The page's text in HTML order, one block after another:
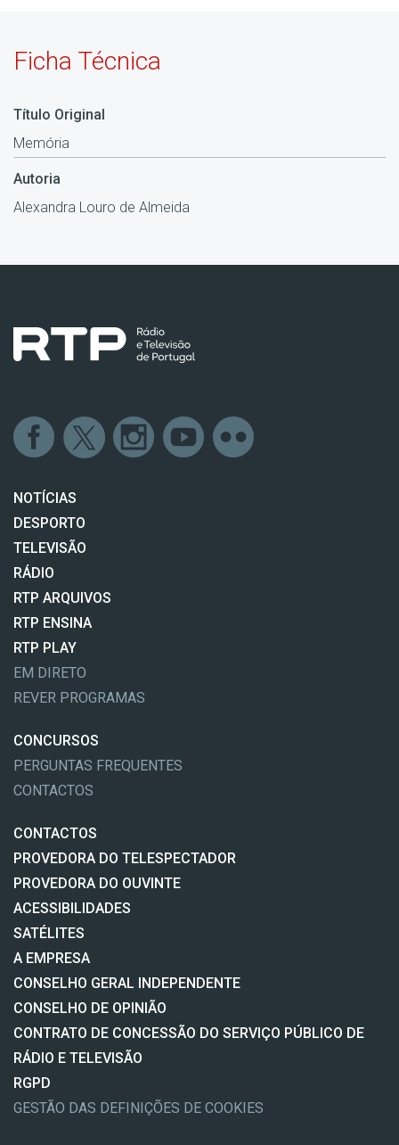
Ficha Técnica
Título Original
Memória
Autoria
Alexandra Louro de Almeida
NOTÍCIAS
DESPORTO
TELEVISÃO
RÁDIO
RTP ARQUIVOS
RTP ENSINA
RTP PLAY
EM DIRETO
REVER PROGRAMAS
CONCURSOS
PERGUNTAS FREQUENTES
CONTACTOS
CONTACTOS
PROVEDORA DO TELESPECTADOR
PROVEDORA DO OUVINTE
ACESSIBILIDADES
SATÉLITES
A EMPRESA
CONSELHO GERAL INDEPENDENTE
CONSELHO DE OPINIÃO
CONTRATO DE CONCESSÃO DO SERVIÇO PÚBLICO DE
RÁDIO E TELEVISÃO
RGPD
GESTÃO DAS DEFINIÇÕES DE COOKIES